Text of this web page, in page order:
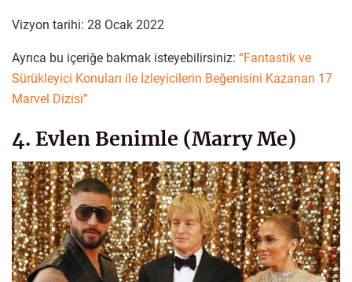
Vizyon tarihi: 28 Ocak 2022
Ayrıca bu içeriğe bakmak isteyebilirsiniz: “Fantastik ve
Sürükleyici Konuları ile İzleyicilerin Beğenisini Kazanan 17
Marvel Dizisi”
4. Evlen Benimle (Marry Me)